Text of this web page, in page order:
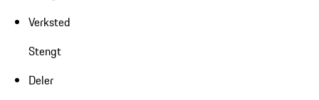
Verksted
Stengt
Deler